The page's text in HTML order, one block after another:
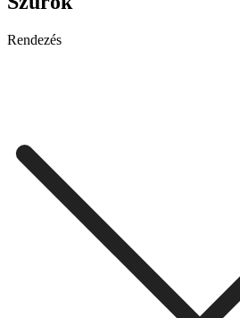
Rendezés